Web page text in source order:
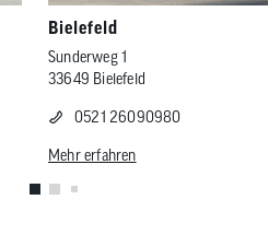
Bielefeld
Sunderweg 1
33649 Bielefeld
0521 26090980
Mehr erfahren